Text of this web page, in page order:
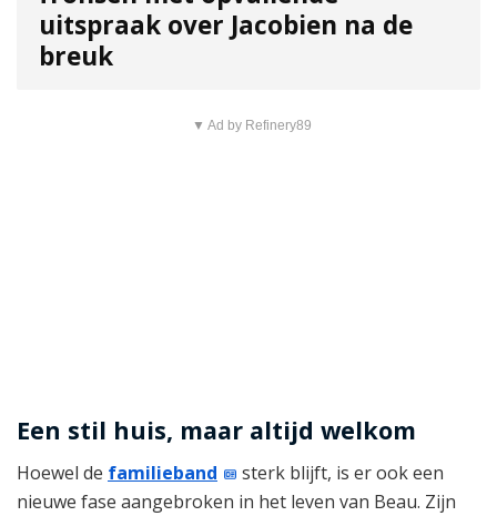
uitspraak over Jacobien na de
breuk
▼ Ad by Refinery89
Een stil huis, maar altijd welkom
Hoewel de familieband
sterk blijft, is er ook een
nieuwe fase aangebroken in het leven van Beau. Zijn